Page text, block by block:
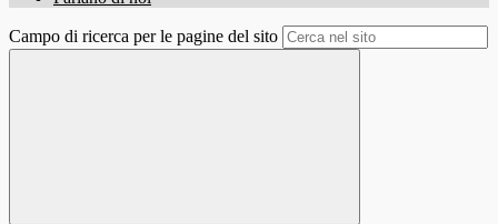
Campo di ricerca per le pagine del sito